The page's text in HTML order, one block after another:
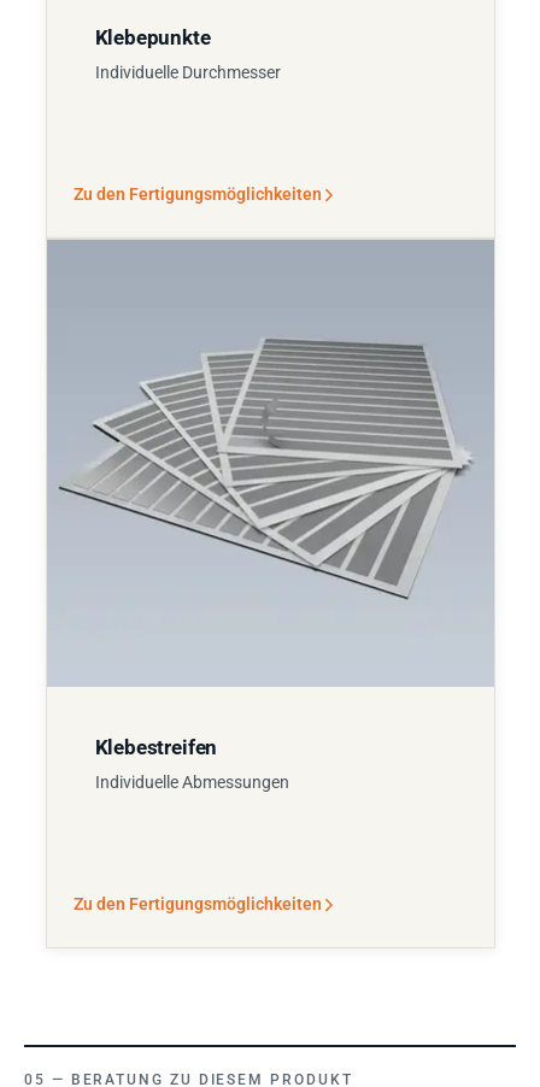
Klebepunkte
Individuelle Durchmesser
Zu den Fertigungsmöglichkeiten
Klebestreifen
Individuelle Abmessungen
Zu den Fertigungsmöglichkeiten
BERATUNG ZU DIESEM PRODUKT